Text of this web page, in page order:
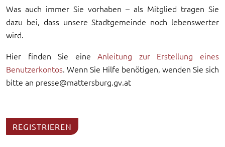
Was auch immer Sie vorhaben – als Mitglied tragen Sie
dazu bei, dass unsere Stadtgemeinde noch lebenswerter
wird.
Hier finden Sie eineAnleitung zur Erstellung eines
Benutzerkontos. Wenn Sie Hilfe benötigen, wenden Sie sich
bitte an presse@mattersburg.gv.at
REGISTRIEREN